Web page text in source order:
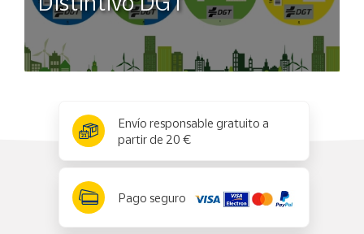
Envío responsable gratuito a
partir de 20 €
Pago seguro